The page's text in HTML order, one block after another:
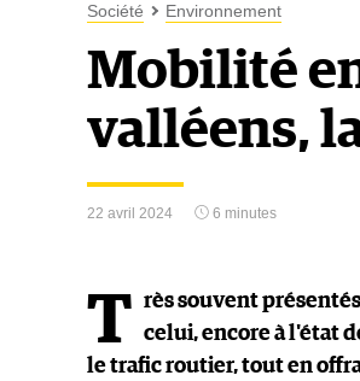
Société Environnement
Mobilité
valléens,
22 avril 2024 6 minutes
T rès souvent
celui, encore à l'état
le trafic routier, tout en